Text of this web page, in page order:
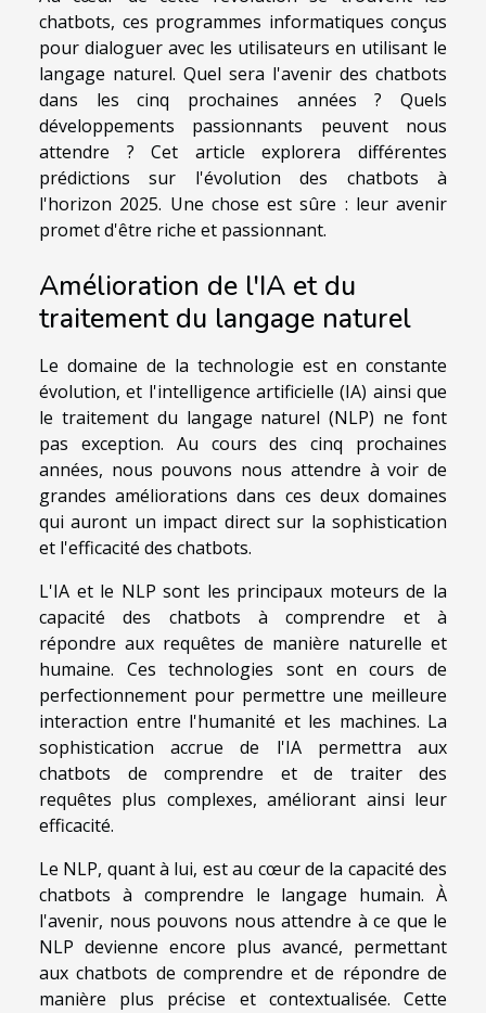
chatbots, ces programmes informatiques conçus
pour dialoguer avec les utilisateurs en utilisant le
langage naturel. Quel sera l'avenir des chatbots
dans les cinq prochaines années ? Quels
développements passionnants peuvent nous
attendre ? Cet article explorera différentes
prédictions sur l'évolution des chatbots à
l'horizon 2025. Une chose est sûre : leur avenir
promet d'être riche et passionnant.
Amélioration de l'IA et du
traitement du langage naturel
Le domaine de la technologie est en constante
évolution, et l'intelligence artificielle (IA) ainsi que
le traitement du langage naturel (NLP) ne font
pas exception. Au cours des cinq prochaines
années, nous pouvons nous attendre à voir de
grandes améliorations dans ces deux domaines
qui auront un impact direct sur la sophistication
et l'efficacité des chatbots.
L'IA et le NLP sont les principaux moteurs de la
capacité des chatbots à comprendre et à
répondre aux requêtes de manière naturelle et
humaine. Ces technologies sont en cours de
perfectionnement pour permettre une meilleure
interaction entre l'humanité et les machines. La
sophistication accrue de l'IA permettra aux
chatbots de comprendre et de traiter des
requêtes plus complexes, améliorant ainsi leur
efficacité.
Le NLP, quant à lui, est au cœur de la capacité des
chatbots à comprendre le langage humain. À
l'avenir, nous pouvons nous attendre à ce que le
NLP devienne encore plus avancé, permettant
aux chatbots de comprendre et de répondre de
manière plus précise et contextualisée. Cette